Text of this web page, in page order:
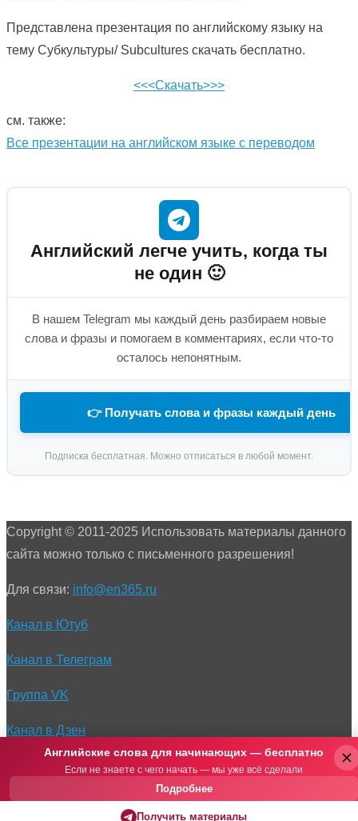
Представлена презентация по английскому языку на
тему Субкультуры/ Subcultures скачать бесплатно.
<<<Скачать>>>
см. также:
Все презентации на английском языке с переводом
Английский легче учить, когда ты
не один 🙂
В нашем Telegram мы каждый день разбираем новые
слова и фразы и помогаем в комментариях, если что-то
осталось непонятным.
👉 Получать слова и фразы каждый день
Подписка бесплатная. Можно отписаться в любой момент.
Copyright © 2011-2025 Использовать материалы данного
сайта можно только с письменного разрешения!
Для связи: info@en365.ru
Канал в Ютуб
Канал в Телеграм
Группа VK
Канал в Дзен
Английские слова для начинающих — бесплатно
Если не знаете с чего начать — мы уже всё сделали
Подробнее
Получить материалы